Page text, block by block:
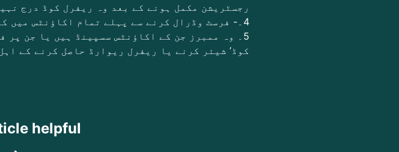
رجسٹریشن مکمل ہونے کے بعد وہ ریفرل کوڈ درج
4۔- فرسٹ وڈرال کرنے سے پہلے تمام اکاؤنٹس میں کم از کم ایک ڈپازٹ ریکارڈ ہونا ضروری ہے۔
5۔ وہ ممبرز جن کے اکاؤنٹس سسپینڈ ہیں یا جن
کوڈ’ شیئر کرنے یا ریفرل ریوارڈ حاصل کرنے کے
helpful?